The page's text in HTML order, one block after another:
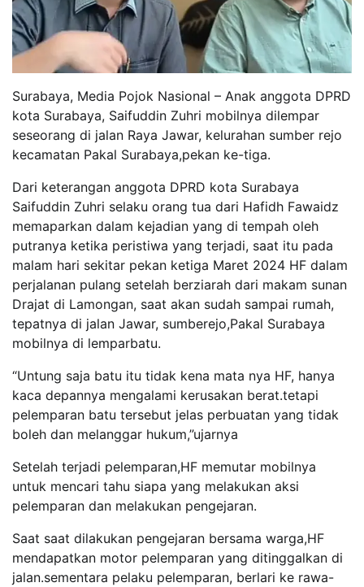
Surabaya, Media Pojok Nasional – Anak anggota DPRD
kota Surabaya, Saifuddin Zuhri mobilnya dilempar
seseorang di jalan Raya Jawar, kelurahan sumber rejo
kecamatan Pakal Surabaya,pekan ke-tiga.
Dari keterangan anggota DPRD kota Surabaya
Saifuddin Zuhri selaku orang tua dari Hafidh Fawaidz
memaparkan dalam kejadian yang di tempah oleh
putranya ketika peristiwa yang terjadi, saat itu pada
malam hari sekitar pekan ketiga Maret 2024 HF dalam
perjalanan pulang setelah berziarah dari makam sunan
Drajat di Lamongan, saat akan sudah sampai rumah,
tepatnya di jalan Jawar, sumberejo,Pakal Surabaya
mobilnya di lemparbatu.
“Untung saja batu itu tidak kena mata nya HF, hanya
kaca depannya mengalami kerusakan berat.tetapi
pelemparan batu tersebut jelas perbuatan yang tidak
boleh dan melanggar hukum,”ujarnya
Setelah terjadi pelemparan,HF memutar mobilnya
untuk mencari tahu siapa yang melakukan aksi
pelemparan dan melakukan pengejaran.
Saat saat dilakukan pengejaran bersama warga,HF
mendapatkan motor pelemparan yang ditinggalkan di
jalan.sementara pelaku pelemparan, berlari ke rawa-